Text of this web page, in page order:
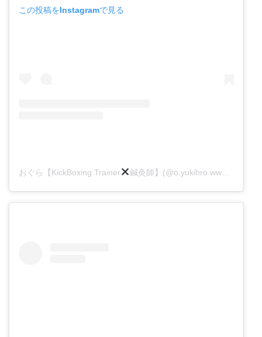
この投稿をInstagramで見る
おぐら【KickBoxing Trainer 鍼灸師】(@o.yukihro.www)がシェアした投稿